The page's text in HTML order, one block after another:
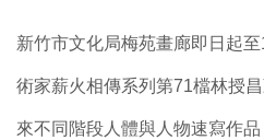
新竹市文化局梅苑畫廊即日起
術家薪火相傳系列第71檔林授
來不同階段人體與人物速寫作